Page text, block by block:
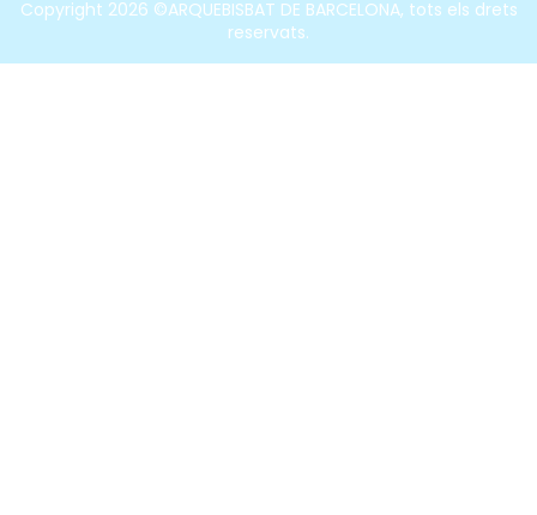
Copyright 2026 ©ARQUEBISBAT DE BARCELONA, tots els drets
reservats.